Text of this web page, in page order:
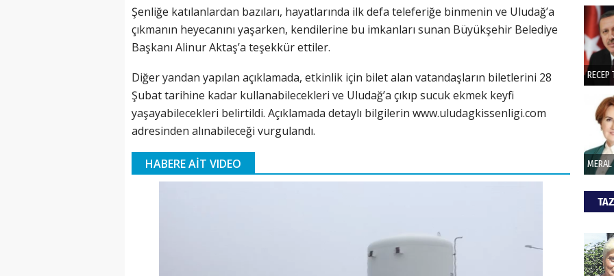
Şenliğe katılanlardan bazıları, hayatlarında ilk defa teleferiğe binmenin ve Uludağ’a
çıkmanın heyecanını yaşarken, kendilerine bu imkanları sunan Büyükşehir Belediye
Başkanı Alinur Aktaş’a teşekkür ettiler.
Diğer yandan yapılan açıklamada, etkinlik için bilet alan vatandaşların biletlerini 28
Şubat tarihine kadar kullanabilecekleri ve Uludağ’a çıkıp sucuk ekmek keyfi
yaşayabilecekleri belirtildi. Açıklamada detaylı bilgilerin www.uludagkissenligi.com
adresinden alınabileceği vurgulandı.
HABERE AİT VIDEO